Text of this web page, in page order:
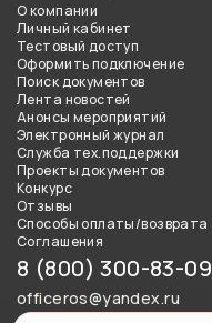
О компании
Личный кабинет
Тестовый доступ
Оформить подключение
Поиск документов
Лента новостей
Анонсы мероприятий
Электронный журнал
Служба тех.поддержки
Проекты документов
Конкурс
Отзывы
Способы оплаты/возврата
Соглашения
8 (800) 300-83-09
officeros@yandex.ru